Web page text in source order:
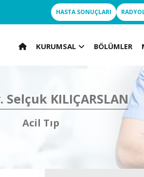
HASTA SONUÇLARI
KURUMSAL BÖLÜMLER
Selçuk KILIÇARSLAN
Acil Tıp